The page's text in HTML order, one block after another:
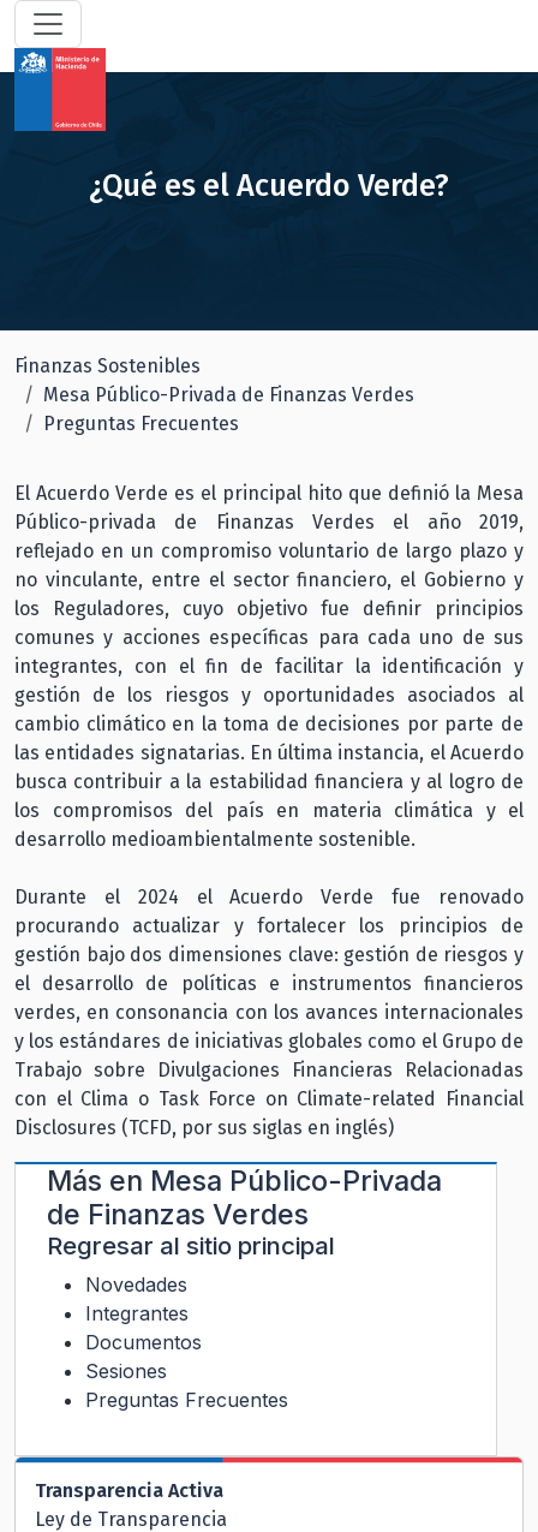
¿Qué es el Acuerdo Verde?
Finanzas Sostenibles
Mesa Público-Privada de Finanzas Verdes
Preguntas Frecuentes
El Acuerdo Verde es el principal hito que definió la Mesa
Público-privada de Finanzas Verdes el año 2019,
reflejado en un compromiso voluntario de largo plazo y
no vinculante, entre el sector financiero, el Gobierno y
los Reguladores, cuyo objetivo fue definir principios
comunes y acciones específicas para cada uno de sus
integrantes, con el fin de facilitar la identificación y
gestión de los riesgos y oportunidades asociados al
cambio climático en la toma de decisiones por parte de
las entidades signatarias. En última instancia, el Acuerdo
busca contribuir a la estabilidad financiera y al logro de
los compromisos del país en materia climática y el
desarrollo medioambientalmente sostenible.
Durante el 2024 el Acuerdo Verde fue renovado
procurando actualizar y fortalecer los principios de
gestión bajo dos dimensiones clave: gestión de riesgos y
el desarrollo de políticas e instrumentos financieros
verdes, en consonancia con los avances internacionales
y los estándares de iniciativas globales como el Grupo de
Trabajo sobre Divulgaciones Financieras Relacionadas
con el Clima o Task Force on Climate-related Financial
Disclosures (TCFD, por sus siglas en inglés)
Más en Mesa Público-Privada
de Finanzas Verdes
Regresar al sitio principal
Novedades
Integrantes
Documentos
Sesiones
Preguntas Frecuentes
Transparencia Activa
Ley de Transparencia